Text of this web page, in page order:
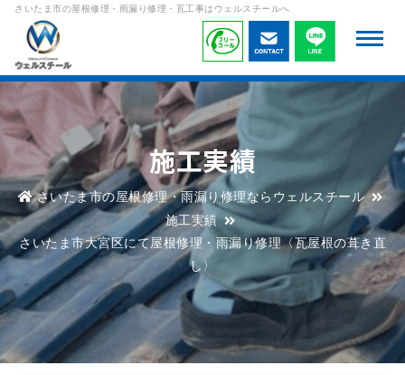
さいたま市の屋根修理・雨漏り修理・瓦工事はウェルスチールへ
施工実績
さいたま市の屋根修理・雨漏り修理ならウェルスチール
施工実績
さいたま市大宮区にて屋根修理・雨漏り修理〈瓦屋根の葺き直
し〉